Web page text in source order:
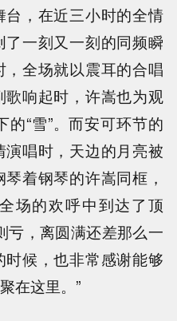
，在近三小时的全情
一刻又一刻的同频瞬
全场就以震耳的合唱
响起时，许嵩也为观
“雪”。而安可环节的
演唱时，天边的月亮被
着钢琴的许嵩同框，
场的欢呼中到达了顶
亏，离圆满还差那么一
候，也非常感谢能够
在这里。”